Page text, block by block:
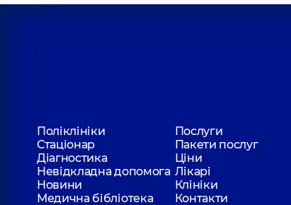
Поліклініки
Послуги
Стаціонар
Пакети послуг
Діагностика
Ціни
Невідкладна допомога Лікарі
Новини
Клініки
Медична бібліотека
Контакти